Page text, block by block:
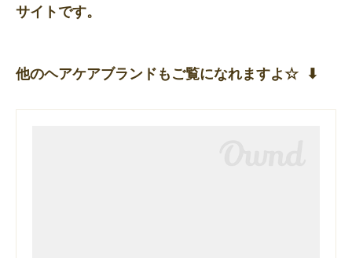
サイトです。
他のヘアケアブランドもご覧になれますよ☆ ⬇︎